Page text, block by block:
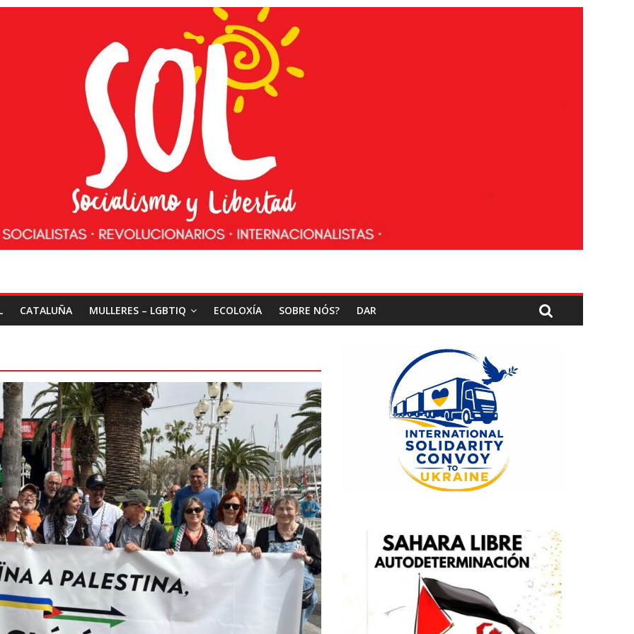
CATALUÑA MULLERES – LGBTIQ ECOLOXÍA SOBRE NÓS? DAR